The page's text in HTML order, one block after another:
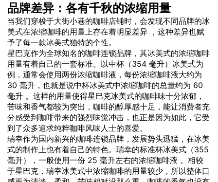
品牌差异：各有千秋的浓缩用量
当我们穿梭于大街小巷的咖啡店铺时，会发现不同品牌的冰
美式在浓缩咖啡的用量上存在着明显差异 ，这种差异也赋
予了每一款冰美式独特的个性。
星巴克作为全球知名的咖啡连锁品牌，其冰美式的浓缩咖啡
用量有着自己的一套标准。以中杯（354 毫升）冰美式为
例，通常会使用两份浓缩咖啡液，每份浓缩咖啡液大约为
30 毫升，也就是说中杯冰美式中浓缩咖啡的总量约为 60
毫升 。这样的用量使得星巴克冰美式的咖啡味十分浓郁，
苦味和香气都较为突出，咖啡的醇厚感十足，能让消费者充
分感受到咖啡带来的强烈味觉冲击，也正是因为如此，它受
到了众多追求纯粹咖啡风味人士的喜爱。
瑞幸作为国内新兴的咖啡连锁品牌，发展势头迅猛，在冰美
式的制作上也有着自己的特色。瑞幸的标准杯冰美式（355
毫升），一般使用一份 25 毫升左右的浓缩咖啡液 。相较
于星巴克，瑞幸冰美式中浓缩咖啡的用量较少，所以整体口